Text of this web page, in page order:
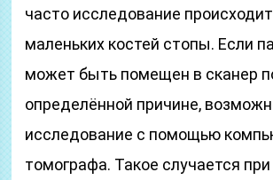
часто исследование
маленьких костей стопы. Если
может быть помещен в сканер
определённой причине,
исследование с помощью
томографа. Такое случается